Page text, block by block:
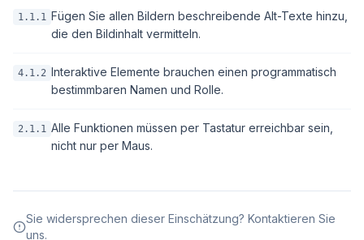
1.1.1 Fügen Sie allen Bildern beschreibende Alt-Texte hinzu,
die den Bildinhalt vermitteln.
4.1.2 Interaktive Elemente brauchen einen programmatisch
bestimmbaren Namen und Rolle.
2.1.1 Alle Funktionen müssen per Tastatur erreichbar sein,
nicht nur per Maus.
Sie widersprechen dieser Einschätzung? Kontaktieren Sie
uns.